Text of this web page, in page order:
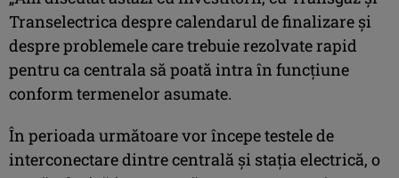
Transelectrica despre calendarul de finalizare și
despre problemele care trebuie rezolvate rapid
pentru ca centrala să poată intra în funcțiune
conform termenelor asumate.
În perioada următoare vor începe testele de
interconectare dintre centrală și stația electrică, o